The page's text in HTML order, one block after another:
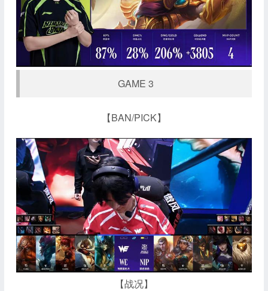
GAME 3
【BAN/PICK】
【战况】